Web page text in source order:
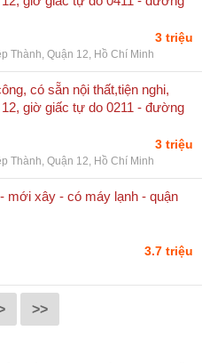
hiệp thành, quận 12, hồ
3 triệu
Thành, Quận 12, Hồ Chí Minh
có sẵn nội thất,tiện nghi,
giờ giấc tự do 0211 - đường
hiệp thành, quận 12, hồ
3 triệu
Thành, Quận 12, Hồ Chí Minh
mới xây - có máy lạnh - quận
3.7 triệu
>>